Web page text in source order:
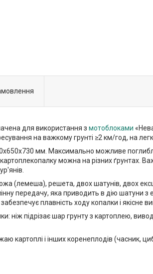
для використання з мотоблоками
на важкому грунті ≥2 км/год, на
мм. Максимально можливе
можна на різних ґрунтах.
(лемеша), решета, двох шатунів, двох
передачу, яка приводить в дію шатуни з
плавність ходу копалки і якісне
ніж підрізає шар грунту з картоплею,
картоплі і інших коренеплодів (часник,